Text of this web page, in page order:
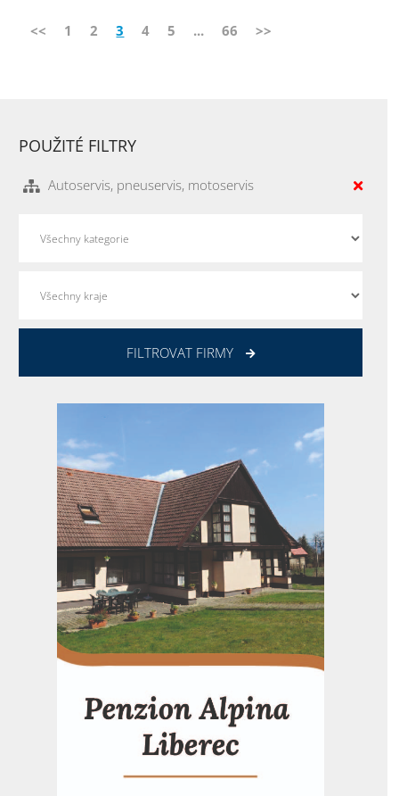
<< 1 2 3 4 5 ... 66 >>
POUŽITÉ FILTRY
Autoservis, pneuservis, motoservis
FILTROVAT FIRMY